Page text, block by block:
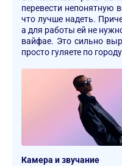
перевести непонятную
что лучше надеть.
а для работы ей не
вайфае. Это сильно
просто гуляете по
Камера и звучание